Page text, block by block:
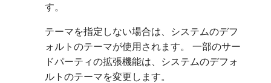
す。
テーマを指定しない場合は、システムのデフ
ォルトのテーマが使用されます。 一部のサー
ドパーティの拡張機能は、システムのデフォ
ルトのテーマを変更します。